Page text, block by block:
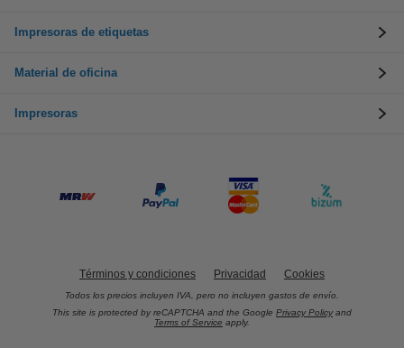
Impresoras de etiquetas
Material de oficina
Impresoras
Términos y condiciones Privacidad Cookies
Todos los precios incluyen IVA, pero no incluyen gastos de envío.
This site is protected by reCAPTCHA and the Google Privacy Policy and
Terms of Service apply.